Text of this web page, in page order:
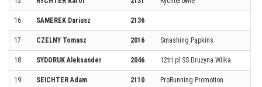
16 SAMEREK Dariusz 2136
17 CZELNY Tomasz 2016 Smashing Pąpkins
18 SYDORUK Aleksander 2046 12tri.pl SS Drużyna Wilka
19 SEICHTER Adam 2110 ProRunning Promotion